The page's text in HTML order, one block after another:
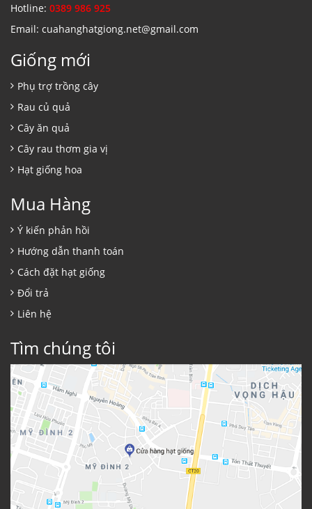
Hotline: 0389 986 925
Email: cuahanghatgiong.net@gmail.com
Giống mới
Phụ trợ trồng cây
Rau củ quả
Cây ăn quả
Cây rau thơm gia vị
Hạt giống hoa
Mua Hàng
Ý kiến phản hồi
Hướng dẫn thanh toán
Cách đặt hạt giống
Đổi trả
Liên hệ
Tìm chúng tôi